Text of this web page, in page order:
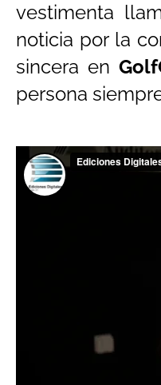
vestimenta
noticia por la
sincera en
persona